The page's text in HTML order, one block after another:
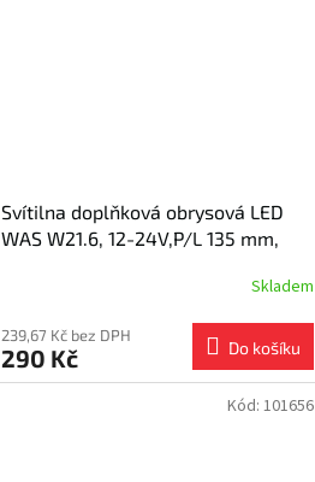
Svítilna doplňková obrysová LED
WAS W21.6, 12-24V,P/L 135 mm,
Skladem
239,67 Kč bez DPH
290 Kč Do košíku
Kód: 101656